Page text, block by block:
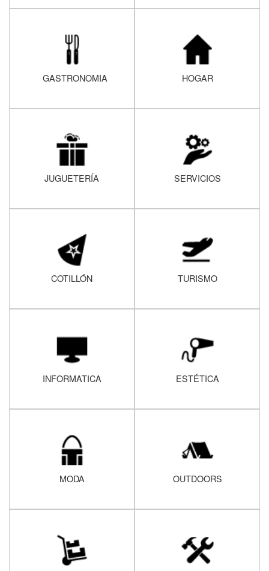
GASTRONOMIA HOGAR
JUGUETERÍA SERVICIOS
COTILLÓN TURISMO
INFORMATICA ESTÉTICA
MODA OUTDOORS